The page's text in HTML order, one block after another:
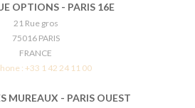
OPTIONS - PARIS 16E
21 Rue gros
75016 PARIS
FRANCE
:+33 1 42 24 11 00
MUREAUX - PARIS OUEST